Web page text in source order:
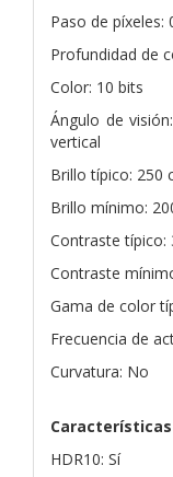
Paso de píxeles:
Profundidad de
Color: 10 bits
Ángulo de
vertical
Brillo típico: 250
Brillo mínimo:
Contraste típico:
Contraste
Gama de color
Frecuencia de
Curvatura: No
HDR10: Sí